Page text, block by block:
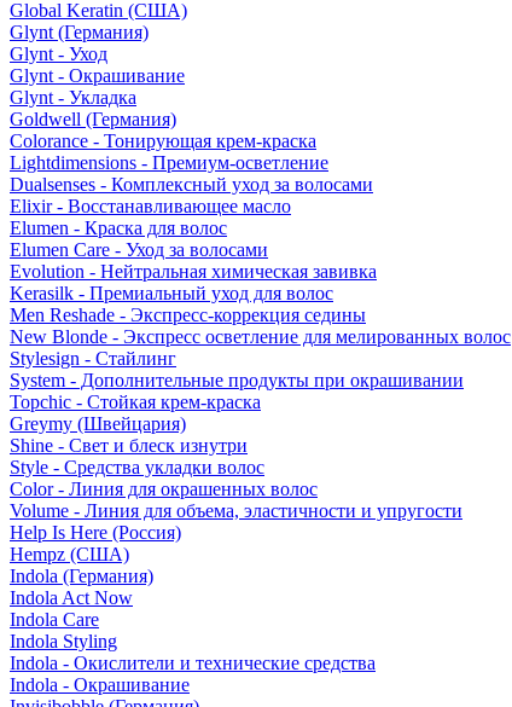
Global Keratin (США)
Glynt (Германия)
Glynt - Уход
Glynt - Окрашивание
Glynt - Укладка
Goldwell (Германия)
Colorance - Тонирующая крем-краска
Lightdimensions - Премиум-осветление
Dualsenses - Комплексный уход за волосами
Elixir - Восстанавливающее масло
Elumen - Краска для волос
Elumen Care - Уход за волосами
Evolution - Нейтральная химическая завивка
Kerasilk - Премиальный уход для волос
Men Reshade - Экспресс-коррекция седины
New Blonde - Экспресс осветление для мелированных волос
Stylesign - Стайлинг
System - Дополнительные продукты при окрашивании
Topchic - Стойкая крем-краска
Greymy (Швейцария)
Shine - Свет и блеск изнутри
Style - Средства укладки волос
Color - Линия для окрашенных волос
Volume - Линия для объема, эластичности и упругости
Help Is Here (Россия)
Hempz (США)
Indola (Германия)
Indola Act Now
Indola Care
Indola Styling
Indola - Окислители и технические средства
Indola - Окрашивание